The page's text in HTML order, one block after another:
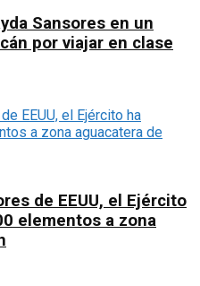
Sansores en un
por viajar en clase
de EEUU, el Ejército
elementos a zona